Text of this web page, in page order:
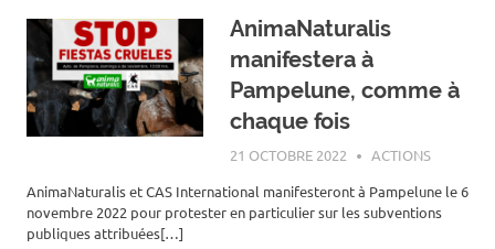
AnimaNaturalis
manifestera à
Pampelune, comme à
chaque fois
21 OCTOBRE 2022 ROGER LAHANA
ACTIONS
AnimaNaturalis et CAS International manifesteront à Pampelune le 6
novembre 2022 pour protester en particulier sur les subventions
publiques attribuées[…]